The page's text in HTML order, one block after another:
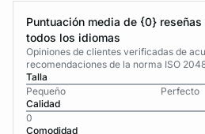
Puntuación media de {0} reseñas
todos los idiomas
Opiniones de clientes verificadas de
recomendaciones de la norma ISO
Talla
Pequeño
Perfecto
Calidad
0
Comodidad